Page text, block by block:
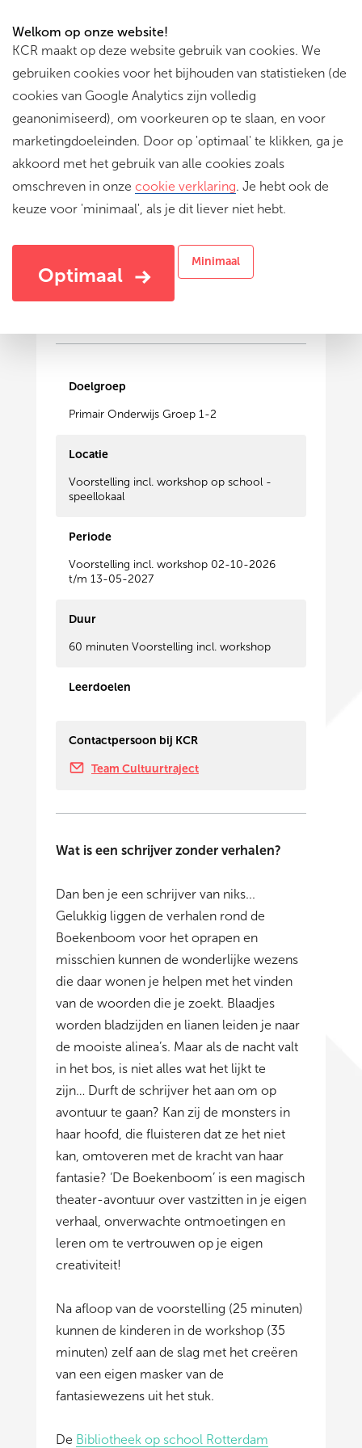
Welkom op onze website!
KCR maakt op deze website gebruik van cookies. We
gebruiken cookies voor het bijhouden van statistieken (de
cookies van Google Analytics zijn volledig
geanonimiseerd), om voorkeuren op te slaan, en voor
marketingdoeleinden. Door op 'optimaal' te klikken, ga je
akkoord met het gebruik van alle cookies zoals
omschreven in onze cookie verklaring. Je hebt ook de
keuze voor 'minimaal', als je dit liever niet hebt.
Optimaal
Minimaal
De Boekenboom
Een magisch theateravontuur over vastzitten in
je eigen verhaal, onverwachte ontmoetingen en
het ontdekken wie je eigenlijk wilt zijn!
Doelgroep
Primair Onderwijs Groep 1-2
Locatie
Voorstelling incl. workshop op school -
speellokaal
Periode
Voorstelling incl. workshop 02-10-2026
t/m 13-05-2027
Duur
60 minuten Voorstelling incl. workshop
Leerdoelen
Contactpersoon bij KCR
Team Cultuurtraject
Wat is een schrijver zonder verhalen?
Dan ben je een schrijver van niks...
Gelukkig liggen de verhalen rond de
Boekenboom voor het oprapen en
misschien kunnen de wonderlijke wezens
die daar wonen je helpen met het vinden
van de woorden die je zoekt. Blaadjes
worden bladzijden en lianen leiden je naar
de mooiste alinea’s. Maar als de nacht valt
in het bos, is niet alles wat het lijkt te
zijn… Durft de schrijver het aan om op
avontuur te gaan? Kan zij de monsters in
haar hoofd, die fluisteren dat ze het niet
kan, omtoveren met de kracht van haar
fantasie? ‘De Boekenboom’ is een magisch
theater-avontuur over vastzitten in je eigen
verhaal, onverwachte ontmoetingen en
leren om te vertrouwen op je eigen
creativiteit!
Na afloop van de voorstelling (25 minuten)
kunnen de kinderen in de workshop (35
minuten) zelf aan de slag met het creëren
van een eigen masker van de
fantasiewezens uit het stuk.
De Bibliotheek op school Rotterdam